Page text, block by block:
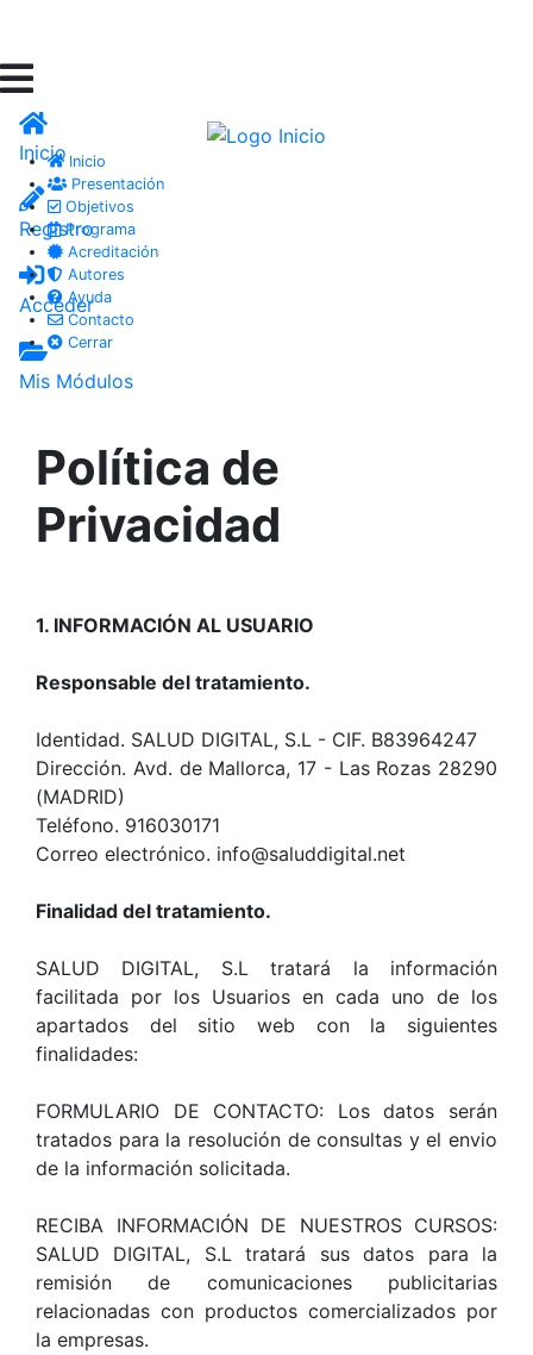
Inicio
Registro
Acceder
Mis Módulos
Inicio
Presentación
Objetivos
Programa
Acreditación
Autores
Ayuda
Contacto
Cerrar
Política de
Privacidad
1. INFORMACIÓN AL USUARIO
Responsable del tratamiento.
Identidad. SALUD DIGITAL, S.L - CIF. B83964247
Dirección. Avd. de Mallorca, 17 - Las Rozas 28290
(MADRID)
Teléfono. 916030171
Correo electrónico. info@saluddigital.net
Finalidad del tratamiento.
SALUD DIGITAL, S.L tratará la información
facilitada por los Usuarios en cada uno de los
apartados del sitio web con la siguientes
finalidades:
FORMULARIO DE CONTACTO: Los datos serán
tratados para la resolución de consultas y el envio
de la información solicitada.
RECIBA INFORMACIÓN DE NUESTROS CURSOS:
SALUD DIGITAL, S.L tratará sus datos para la
remisión de comunicaciones publicitarias
relacionadas con productos comercializados por
la empresas.